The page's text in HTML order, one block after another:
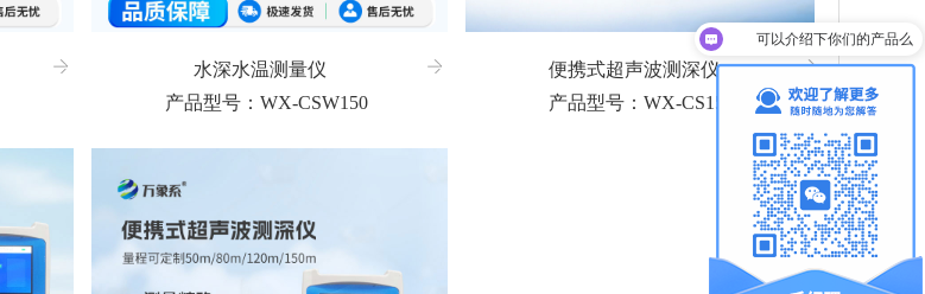
水深水温测量仪
产品型号：WX-CSW150
便携式超声波测深仪
产品型号：WX-CS150
可以介绍下你们的产品么